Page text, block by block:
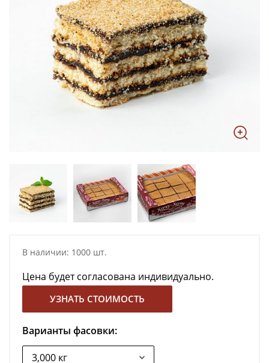
В наличии: 1000 шт.
Цена будет согласована индивидуально.
УЗНАТЬ СТОИМОСТЬ
Варианты фасовки: